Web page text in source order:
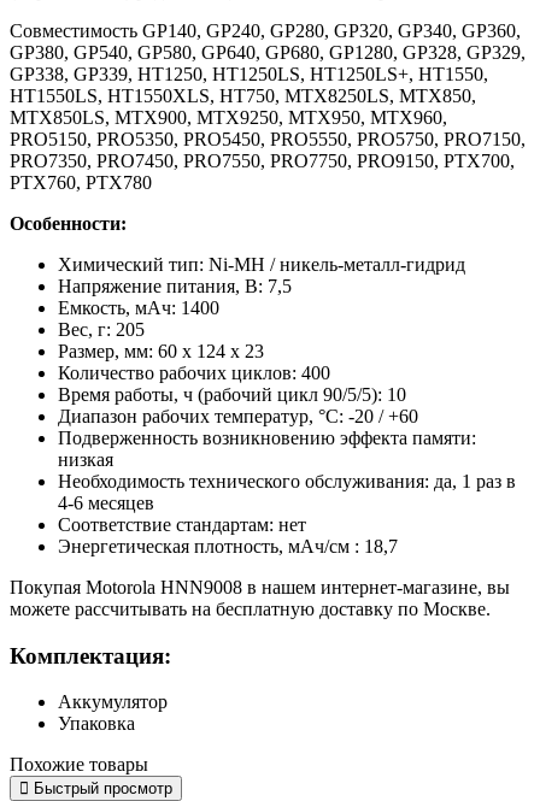
Совместимость GP140, GP240, GP280, GP320, GP340, GP360,
GP380, GP540, GP580, GP640, GP680, GP1280, GP328, GP329,
GP338, GP339, HT1250, HT1250LS, HT1250LS+, HT1550,
HT1550LS, HT1550XLS, HT750, MTX8250LS, MTX850,
MTX850LS, MTX900, MTX9250, MTX950, MTX960,
PRO5150, PRO5350, PRO5450, PRO5550, PRO5750, PRO7150,
PRO7350, PRO7450, PRO7550, PRO7750, PRO9150, PTX700,
PTX760, PTX780
Особенности:
Химический тип: Ni-MH / никель-металл-гидрид
Напряжение питания, В: 7,5
Емкость, мАч: 1400
Вес, г: 205
Размер, мм: 60 x 124 x 23
Количество рабочих циклов: 400
Время работы, ч (рабочий цикл 90/5/5): 10
Диапазон рабочих температур, °С: -20 / +60
Подверженность возникновению эффекта памяти:
низкая
Необходимость технического обслуживания: да, 1 раз в
4-6 месяцев
Соответствие стандартам: нет
Энергетическая плотность, мАч/cм : 18,7
Покупая Motorola HNN9008 в нашем интернет-магазине, вы
можете рассчитывать на бесплатную доставку по Москве.
Комплектация:
Аккумулятор
Упаковка
Похожие товары
Быстрый просмотр